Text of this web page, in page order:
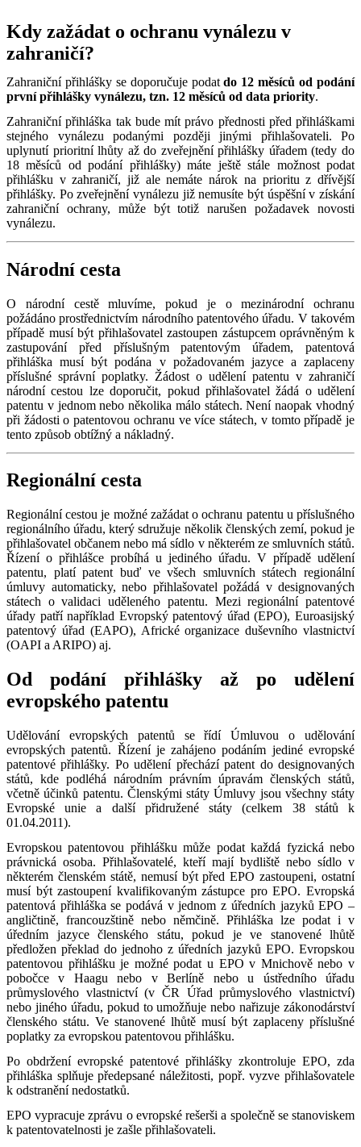
Kdy zažádat o ochranu vynálezu v
zahraničí?
Zahraniční přihlášky se doporučuje podatdo 12 měsíců od podání
první přihlášky vynálezu, tzn. 12 měsíců od data priority.
Zahraniční přihláška tak bude mít právo přednosti před přihláškami
stejného vynálezu podanými později jinými přihlašovateli. Po
uplynutí prioritní lhůty až do zveřejnění přihlášky úřadem (tedy do
18 měsíců od podání přihlášky) máte ještě stále možnost podat
přihlášku v zahraničí, již ale nemáte nárok na prioritu z dřívější
přihlášky. Po zveřejnění vynálezu již nemusíte být úspěšní v získání
zahraniční ochrany, může být totiž narušen požadavek novosti
vynálezu.
Národní cesta
O národní cestě mluvíme, pokud je o mezinárodní ochranu
požádáno prostřednictvím národního patentového úřadu. V takovém
případě musí být přihlašovatel zastoupen zástupcem oprávněným k
zastupování před příslušným patentovým úřadem, patentová
přihláška musí být podána v požadovaném jazyce a zaplaceny
příslušné správní poplatky. Žádost o udělení patentu v zahraničí
národní cestou lze doporučit, pokud přihlašovatel žádá o udělení
patentu v jednom nebo několika málo státech. Není naopak vhodný
při žádosti o patentovou ochranu ve více státech, v tomto případě je
tento způsob obtížný a nákladný.
Regionální cesta
Regionální cestou je možné zažádat o ochranu patentu u příslušného
regionálního úřadu, který sdružuje několik členských zemí, pokud je
přihlašovatel občanem nebo má sídlo v některém ze smluvních států.
Řízení o přihlášce probíhá u jediného úřadu. V případě udělení
patentu, platí patent buď ve všech smluvních státech regionální
úmluvy automaticky, nebo přihlašovatel požádá v designovaných
státech o validaci uděleného patentu. Mezi regionální patentové
úřady patří například Evropský patentový úřad (EPO), Euroasijský
patentový úřad (EAPO), Africké organizace duševního vlastnictví
(OAPI a ARIPO) aj.
Od podání přihlášky až po udělení
evropského patentu
Udělování evropských patentů se řídí Úmluvou o udělování
evropských patentů. Řízení je zahájeno podáním jediné evropské
patentové přihlášky. Po udělení přechází patent do designovaných
států, kde podléhá národním právním úpravám členských států,
včetně účinků patentu. Členskými státy Úmluvy jsou všechny státy
Evropské unie a další přidružené státy (celkem 38 států k
01.04.2011).
Evropskou patentovou přihlášku může podat každá fyzická nebo
právnická osoba. Přihlašovatelé, kteří mají bydliště nebo sídlo v
některém členském státě, nemusí být před EPO zastoupeni, ostatní
musí být zastoupení kvalifikovaným zástupce pro EPO. Evropská
patentová přihláška se podává v jednom z úředních jazyků EPO –
angličtině, francouzštině nebo němčině. Přihláška lze podat i v
úředním jazyce členského státu, pokud je ve stanovené lhůtě
předložen překlad do jednoho z úředních jazyků EPO. Evropskou
patentovou přihlášku je možné podat u EPO v Mnichově nebo v
pobočce v Haagu nebo v Berlíně nebo u ústředního úřadu
průmyslového vlastnictví (v ČR Úřad průmyslového vlastnictví)
nebo jiného úřadu, pokud to umožňuje nebo nařizuje zákonodárství
členského státu. Ve stanovené lhůtě musí být zaplaceny příslušné
poplatky za evropskou patentovou přihlášku.
Po obdržení evropské patentové přihlášky zkontroluje EPO, zda
přihláška splňuje předepsané náležitosti, popř. vyzve přihlašovatele
k odstranění nedostatků.
EPO vypracuje zprávu o evropské rešerši a společně se stanoviskem
k patentovatelnosti je zašle přihlašovateli.